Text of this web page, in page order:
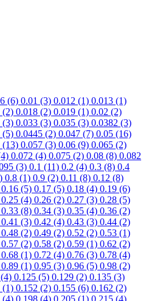
(6) 0.01 (3) 0.012 (1) 0.013 (1)
(2) 0.018 (2) 0.019 (1) 0.02 (2)
(3) 0.033 (3) 0.035 (3) 0.0382 (3)
(5) 0.0445 (2) 0.047 (7) 0.05 (16)
(13) 0.057 (3) 0.06 (9) 0.065 (2)
0.072 (4) 0.075 (2) 0.08 (8) 0.082
(3) 0.1 (11) 0.2 (4) 0.3 (8) 0.4
0.8 (1) 0.9 (2) 0.11 (8) 0.12 (8)
0.16 (5) 0.17 (5) 0.18 (4) 0.19 (6)
0.25 (4) 0.26 (2) 0.27 (3) 0.28 (5)
0.33 (8) 0.34 (3) 0.35 (4) 0.36 (2)
0.41 (3) 0.42 (4) 0.43 (3) 0.44 (2)
0.48 (2) 0.49 (2) 0.52 (2) 0.53 (1)
0.57 (2) 0.58 (2) 0.59 (1) 0.62 (2)
0.68 (1) 0.72 (4) 0.76 (3) 0.78 (4)
0.89 (1) 0.95 (3) 0.96 (5) 0.98 (2)
0.125 (5) 0.129 (2) 0.135 (3)
(1) 0.152 (2) 0.155 (6) 0.162 (2)
(4) 0.198 (4) 0.205 (1) 0.215 (4)